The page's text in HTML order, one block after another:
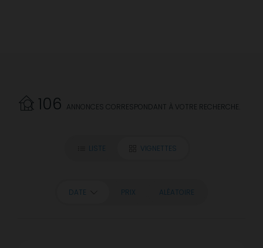
106 ANNONCES CORRESPONDANT À VOTRE RECHERCHE.
LISTE VIGNETTES
DATE PRIX ALÉATOIRE